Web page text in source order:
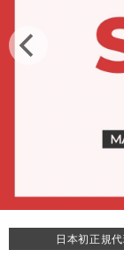
日本初正規